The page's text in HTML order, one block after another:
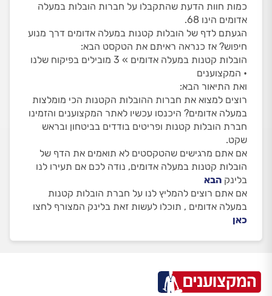
כמות חוות הדעת שהתקבלו על חברות הובלות במעלה
אדומים הינו 68.
הגעתם לדף של הובלות קטנות במעלה אדומים דרך מנוע
חיפוש? אז כנראה ראיתם את הטקסט הבא:
הובלות קטנות במעלה אדומים » 3 מובילים בפיקוח שלנו
• המקצוענים
ואת התיאור הבא:
רוצים למצוא את חברות ההובלות הקטנות הכי מומלצות
במעלה אדומים? היכנסו עכשיו לאתר המקצוענים והזמינו
חברת הובלות קטנות ופריטים בודדים בביטחון ובראש
שקט.
אם אתם מרגישים שהטקסטים לא תואמים את הדף של
הובלות קטנות במעלה אדומים, נודה לכם אם תעירו לנו
בלינק הבא
אם אתם רוצים להמליץ לנו על חברת הובלות קטנות
במעלה אדומים , תוכלו לעשות זאת בלינק המצורף לחצו
כאן